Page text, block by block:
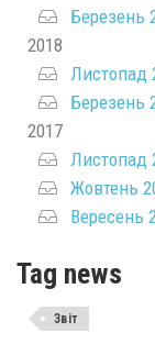
Березень
2018
Листопад
Березень
2017
Листопад
Жовтень
Вересень
Tag news
Звіт